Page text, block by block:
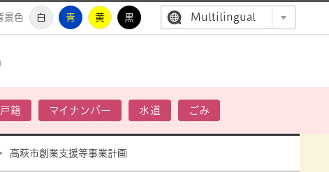
景色 白 青 黄 黒 Multilingual
戸籍 マイナンバー 水道 ごみ
高萩市創業支援等事業計画